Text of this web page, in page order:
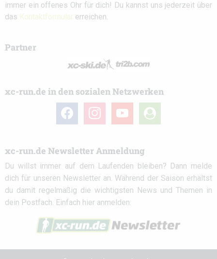
immer ein offenes Ohr für dich! Du kannst uns jederzeit über
das Kontaktformular erreichen.
Partner
xc-run.de in den sozialen Netzwerken
facebook instagramyoutube
user-
circle
xc-run.de Newsletter Anmeldung
Du willst immer auf dem Laufenden bleiben? Dann melde
dich für unseren Newsletter an. Während der Saison erhältst
du damit regelmäßig die wichtigsten News und Themen in
dein Postfach. Einfach hier anmelden: